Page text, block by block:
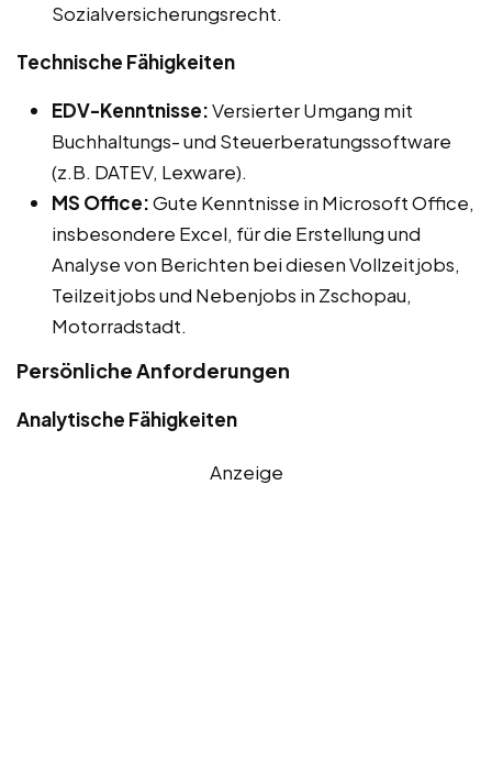
Sozialversicherungsrecht.
Technische Fähigkeiten
EDV-Kenntnisse:Versierter Umgang mit
Buchhaltungs- und Steuerberatungssoftware
(z.B. DATEV, Lexware).
MS Office:Gute Kenntnisse in Microsoft Office,
insbesondere Excel, für die Erstellung und
Analyse von Berichten bei diesen Vollzeitjobs,
Teilzeitjobs und Nebenjobs in Zschopau,
Motorradstadt.
Persönliche Anforderungen
Analytische Fähigkeiten
Anzeige